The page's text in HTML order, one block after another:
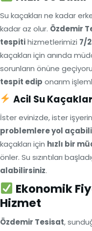
Su kaçakları ne kadar
kadar az olur. Özdemir
tespitihizmetlerimizi 7/
kaçakları için anında
sorunların önüne
tespit edip onarım
Acil Su
İster evinizde, ister
problemlere yol
kaçakları için hızlı bir
önler. Su sızıntıları
alabilirsiniz.
Ekonomik
Hizmet
Özdemir Tesisat,